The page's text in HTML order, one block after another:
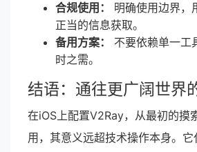
合规使用：
明确使用边界，
正当的信息获取。
备用方案：
不要依赖单一工
时之需。
结语：通往更广阔世界
在iOS上配置V2Ray，从最初的摸
用，其意义远超技术操作本身。